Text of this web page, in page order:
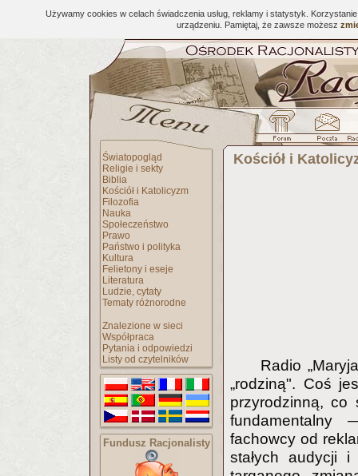
Używamy cookies w celach świadczenia usług, reklamy i statystyk.
urządzeniu. Pamiętaj, że zawsze możesz
Światopogląd
Religie i sekty
Biblia
Kościół i Katolicyzm
Filozofia
Nauka
Społeczeństwo
Prawo
Państwo i polityka
Kultura
Felietony i eseje
Literatura
Ludzie, cytaty
Tematy różnorodne
Znalezione w sieci
Współpraca
Pytania i odpowiedzi
Listy od czytelników
Fundusz Racjonalisty
Kościół i
Radio
„rodziną". Coś
przyrodzinną, co
fundamentalny
fachowcy od
stałych audycji i